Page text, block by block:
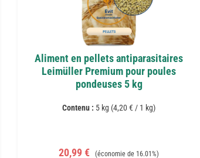
Aliment en pellets antiparasitaires
Leimüller Premium pour poules
pondeuses 5 kg
Contenu : 5 kg (4,20 € / 1 kg)
Prix de vente :
20,99 € Prix régulier :
(économie de 16.01%)